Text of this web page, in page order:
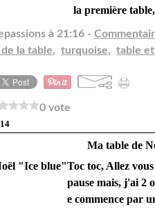
la première
à 21:16 -
la table, turquoise, table
0 vote
Ma table de
Toc toc, Allez
pause mais, j'ai 2
e commence par